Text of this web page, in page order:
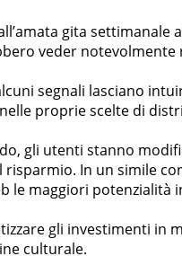
gita
veder
segnali lasciano
proprie scelte di
gli utenti stanno
In un simile
le maggiori potenzialità
gli investimenti
culturale.